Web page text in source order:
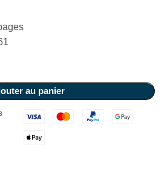
155 pages
au panier